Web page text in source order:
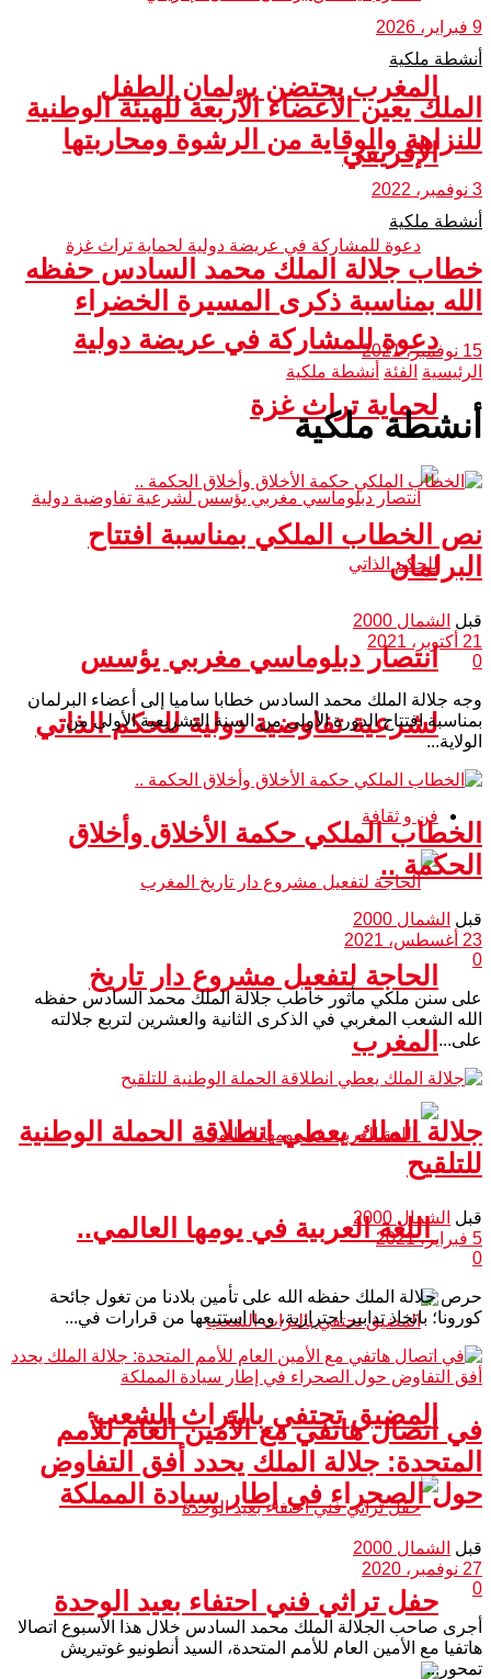
المغرب يحتضن برلمان الطفل
الإفريقي
دعوة للمشاركة في عريضة دولية
لحماية تراث غزة
انتصار دبلوماسي مغربي يؤسس
لشرعية تفاوضية دولية للحكم الذاتي
فن و ثقافة
الحاجة لتفعيل مشروع دار تاريخ
المغرب
اللغة العربية في يومها العالمي..
المضيق تحتفي بالتراث الشعب
حفل تراثي فني احتفاء بعيد الوحدة
9 فبراير، 2026
أنشطة ملكية
الملك يعين الأعضاء الأربعة للهيئة الوطنية
للنزاهة والوقاية من الرشوة ومحاربتها
3 نوفمبر، 2022
أنشطة ملكية
خطاب جلالة الملك محمد السادس حفظه
الله بمناسبة ذكرى المسيرة الخضراء
15 نوفمبر، 2021
الرئيسية
الفئة أنشطة ملكية
أنشطة ملكية
نص الخطاب الملكي بمناسبة افتتاح
البرلمان
قبل
الشمال 2000
21 أكتوبر، 2021
0
وجه جلالة الملك محمد السادس خطابا ساميا إلى أعضاء البرلمان
بمناسبة افتتاح الدورة الأولى من السنة التشريعية الأولى من
الولاية...
الخطاب الملكي حكمة الأخلاق وأخلاق
الحكمة ..
قبل
الشمال 2000
23 أغسطس، 2021
0
على سنن ملكي مأثور خاطب جلالة الملك محمد السادس حفظه
الله الشعب المغربي في الذكرى الثانية والعشرين لتربع جلالته
على...
جلالة الملك يعطي انطلاقة الحملة الوطنية
للتلقيح
قبل
الشمال 2000
5 فبراير، 2021
0
حرص جلالة الملك حفظه الله على تأمين بلادنا من تغول جائحة
كورونا؛ باتخاذ تدابير احترازية، وما استتبعها من قرارات في...
في اتصال هاتفي مع الأمين العام للأمم
المتحدة: جلالة الملك يحدد أفق التفاوض
حول الصحراء في إطار سيادة المملكة
قبل
الشمال 2000
27 نوفمبر، 2020
0
أجرى صاحب الجلالة الملك محمد السادس خلال هذا الأسبوع اتصالا
هاتفيا مع الأمين العام للأمم المتحدة، السيد أنطونيو غوتيريش
تمحور...